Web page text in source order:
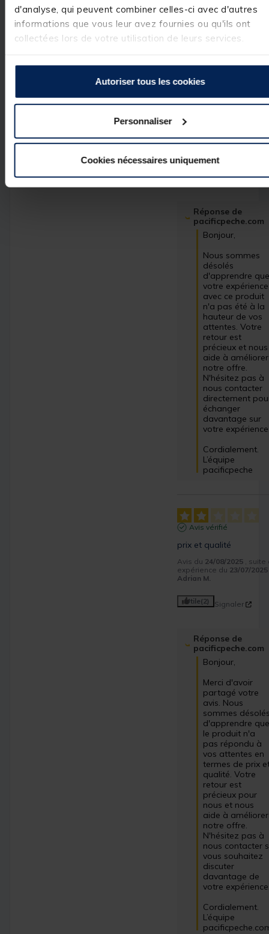
d'analyse, qui peuvent combiner celles-ci avec d'autres
informations que vous leur avez fournies ou qu'ils ont
collectées lors de votre utilisation de leurs services.
Autoriser tous les cookies
Personnaliser
Cookies nécessaires uniquement
Assise inconfortable,
peu durable, il est
après seulement 2
la ficelle retenant le
au trou du ballon a
cédée.
expérience du23/04/2026
Utile(0) Signaler
Réponse de
pacificpeche.com
Bonjour,
Nous sommes
désolés
d'apprendre
votre expérience
avec ce produit
n'a pas été à la
hauteur de vos
attentes. Votre
retour est
précieux et nous
aide à améliorer
notre offre.
N'hésitez pas à
nous contacter
directement
échanger
davantage sur
votre
Cordialement.
L’équipe
pacificpeche
Avis vérifié
prix et qualité
Avis du 24/08/2025 , suite
expérience du 23/07/2025
Adrian M.
Utile(2) Signaler
Réponse de
pacificpeche.com
Bonjour,
Merci d'avoir
partagé votre
avis. Nous
sommes
d'apprendre
le produit n'a
pas répondu à
vos attentes en
termes de prix
qualité. Votre
retour est
précieux pour
nous et nous
aide à améliorer
notre offre.
N'hésitez pas à
nous contacter
vous souhaitez
discuter
davantage de
votre
Cordialement.
L’équipe